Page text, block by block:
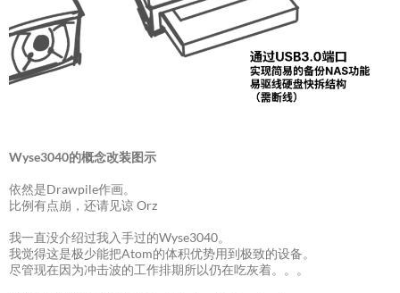
Wyse3040的概念改装图示
依然是Drawpile作画。
比例有点崩，还请见谅 Orz
我一直没介绍过我入手过的Wyse3040。
我觉得这是极少能把Atom的体积优势用到极致的设备。
尽管现在因为冲击波的工作排期所以仍在吃灰着。。。